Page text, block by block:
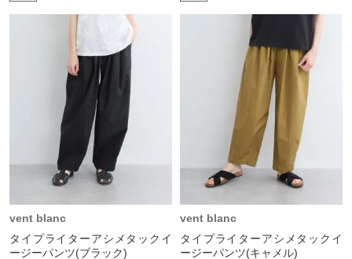
vent blanc
タイプライターアシメタックイ
ージーパンツ(ブラック)
vent blanc
タイプライターアシメタックイ
ージーパンツ(キャメル)